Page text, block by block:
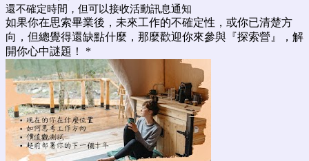
還不確定時間，但可以接收活動訊息通知
如果你在思索畢業後，未來工作的不確定性，或你已清楚方
向，但總覺得還缺點什麼，那麼歡迎你來參與『探索營』，解
開你心中謎題！
*